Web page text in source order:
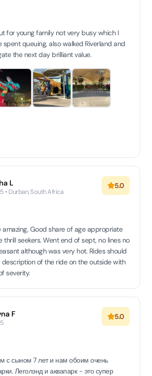
for young family not very busy which I
spent queuing, also walked Riverland and
the next day brilliant value.
L
• Durban, South Africa
5.0
amazing, Good share of age appropriate
thrill seekers. Went end of sept, no lines no
although was very hot. Rides should
description of the ride on the outside with
severity.
F 5.0
с сыном 7 лет и нам обоим очень
Леголэнд и аквапарк - это супер